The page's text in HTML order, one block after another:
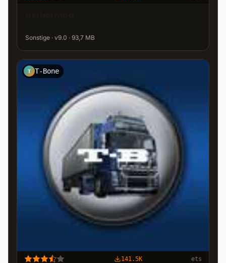
Sonstige · v9.0 · 93,7 MB
T T-Bone
141.5K ets